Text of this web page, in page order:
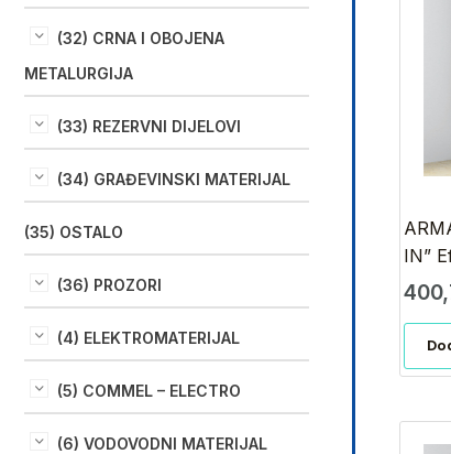
(32) CRNA I OBOJENA
METALURGIJA
(33) REZERVNI DIJELOVI
(34) GRAĐEVINSKI MATERIJAL
(35) OSTALO
(36) PROZORI
(4) ELEKTROMATERIJAL
(5) COMMEL – ELECTRO
(6) VODOVODNI MATERIJAL
IN”